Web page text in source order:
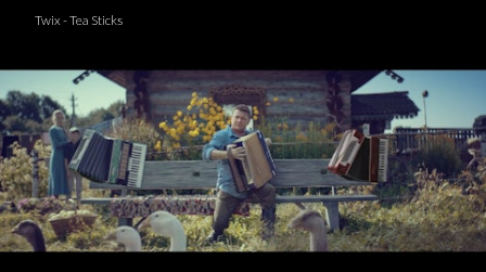
Twix - Tea Sticks